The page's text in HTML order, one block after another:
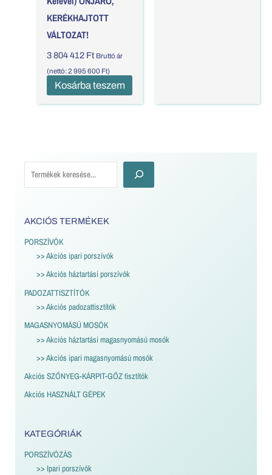
AKCIÓS TERMÉKEK
PORSZÍVÓK
>> Akciós ipari porszívók
>> Akciós háztartási porszívók
PADOZATTISZTÍTÓK
>> Akciós padozattisztítók
MAGASNYOMÁSÚ MOSÓK
>> Akciós háztartási magasnyomású mosók
>> Akciós ipari magasnyomású mosók
Akciós SZŐNYEG-KÁRPIT-GŐZ tisztítók
Akciós HASZNÁLT GÉPEK
KATEGÓRIÁK
PORSZÍVÓZÁS
>> Ipari porszívók
KERÉKHAJTOTT
VÁLTOZAT!
3 804 412 Ft Bruttó ár
(nettó:2 995 600 Ft)
Kosárba teszem